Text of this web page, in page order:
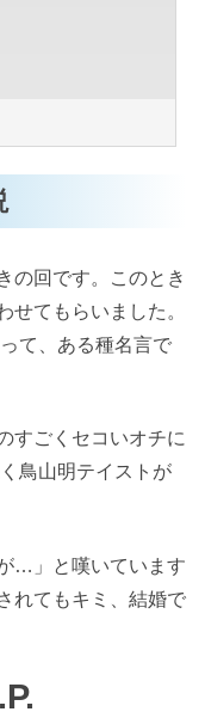
の回です。このとき
せてもらいました。
て、ある種名言で
すごくセコいオチに
鳥山明テイストが
…」と嘆いています
れてもキミ、結婚で